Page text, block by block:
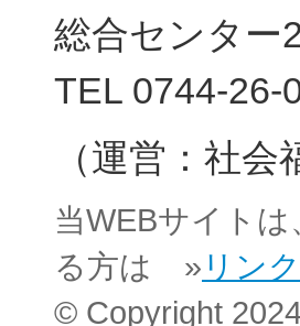
総合センター
TEL 0744-26-
（運営：社
当WEBサイト
る方は » リン
© Copyright